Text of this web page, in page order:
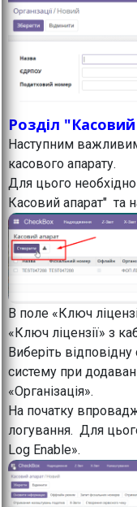
Розділ
Наступним
касового апарату.
Для цього
Касовий апарат" та
В поле «Ключ
«Ключ ліцензії» з
Виберіть
систему при
«Організація».
На початку
логування. Для
Log Enable».